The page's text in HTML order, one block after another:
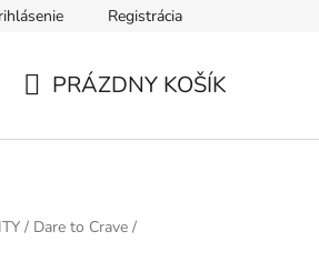
Registrácia
PRÁZDNY KOŠÍK
/ Dare to Crave /